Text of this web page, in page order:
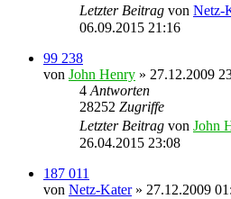
Letzter Beitrag von Netz-
06.09.2015 21:16
99 238
von John Henry » 27.12.2009
4 Antworten
28252 Zugriffe
Letzter Beitrag von John
26.04.2015 23:08
187 011
von Netz-Kater» 27.12.2009